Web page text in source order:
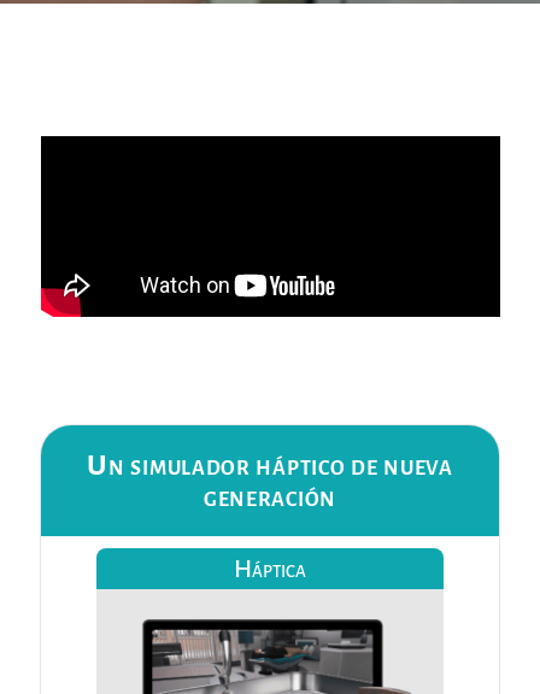
Un simulador háptico de nueva
generación
Háptica